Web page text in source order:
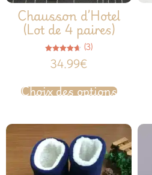
Chausson d’Hotel
(Lot de 4 paires)
4.67
sur 5
(3)
34.99€
Choix des options